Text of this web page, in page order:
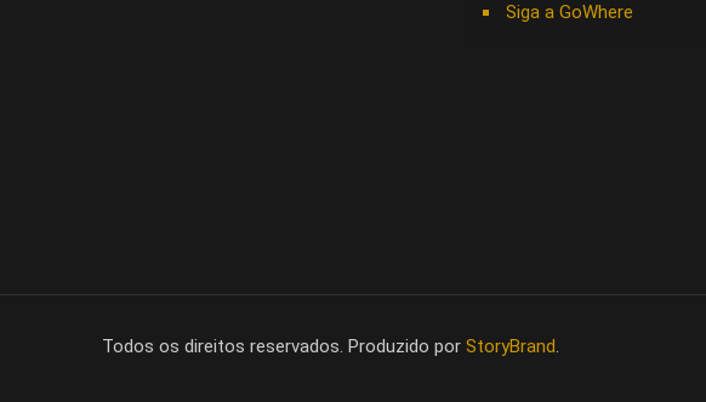
Siga a GoWhere
Todos os direitos reservados. Produzido por StoryBrand.